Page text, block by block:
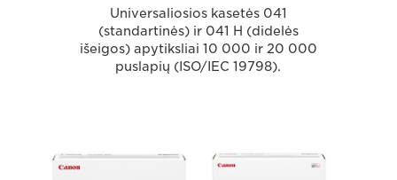
Universaliosios kasetės 041
(standartinės) ir 041 H (didelės
išeigos) apytiksliai 10 000 ir 20 000
puslapių (ISO/IEC 19798).